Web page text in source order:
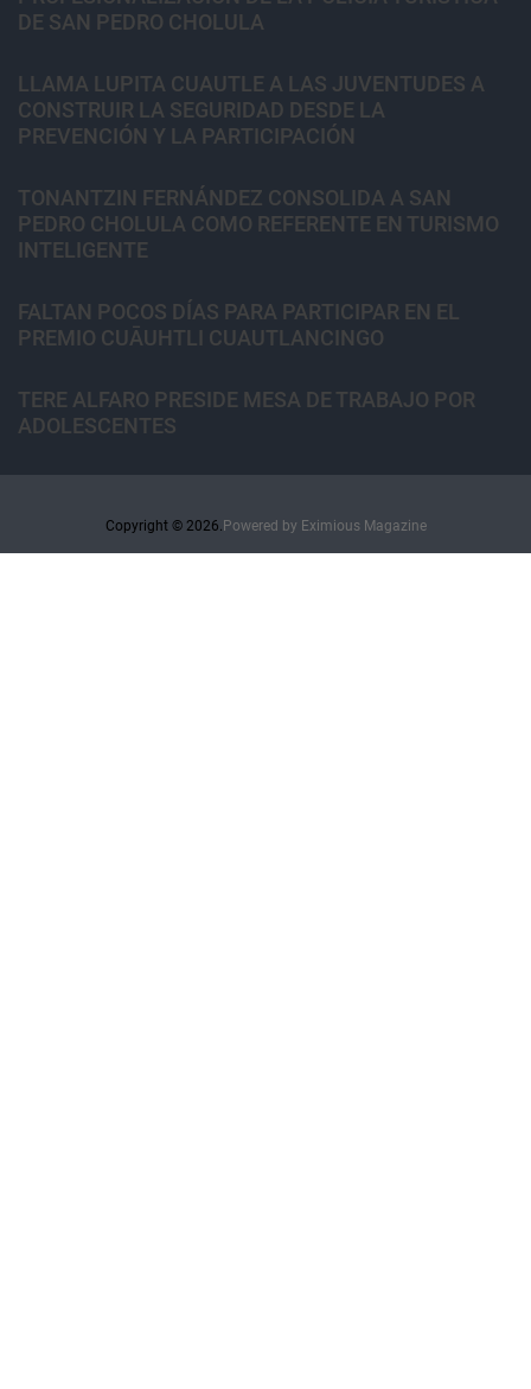
DE SAN PEDRO CHOLULA
LLAMA LUPITA CUAUTLE A LAS JUVENTUDES A
CONSTRUIR LA SEGURIDAD DESDE LA
PREVENCIÓN Y LA PARTICIPACIÓN
TONANTZIN FERNÁNDEZ CONSOLIDA A SAN
PEDRO CHOLULA COMO REFERENTE EN TURISMO
INTELIGENTE
FALTAN POCOS DÍAS PARA PARTICIPAR EN EL
PREMIO CUĀUHTLI CUAUTLANCINGO
TERE ALFARO PRESIDE MESA DE TRABAJO POR
ADOLESCENTES
Copyright © 2026. Powered by Eximious Magazine